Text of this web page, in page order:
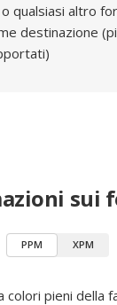
qualsiasi altro
destinazione
sui
PPM XPM
pieni della